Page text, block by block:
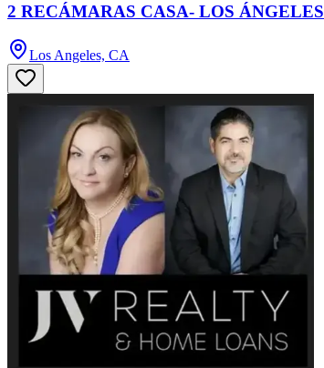
2 RECÁMARAS CASA- LOS ÁNGELES
Los Angeles, CA